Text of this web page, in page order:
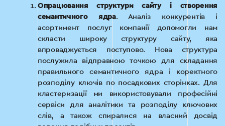
Опрацювання структури сайту і створення
семантичного ядра. Аналіз конкурентів і
асортимент послуг компанії допомогли нам
скласти широку структуру сайту, яка
впроваджується поступово. Нова структура
послужила відправною точкою для складання
правильного семантичного ядра і коректного
розподілу ключів по посадкових сторінках. Для
кластеризації ми використовували професійні
сервіси для аналітики та розподілу ключових
слів, а також спиралися на власний досвід